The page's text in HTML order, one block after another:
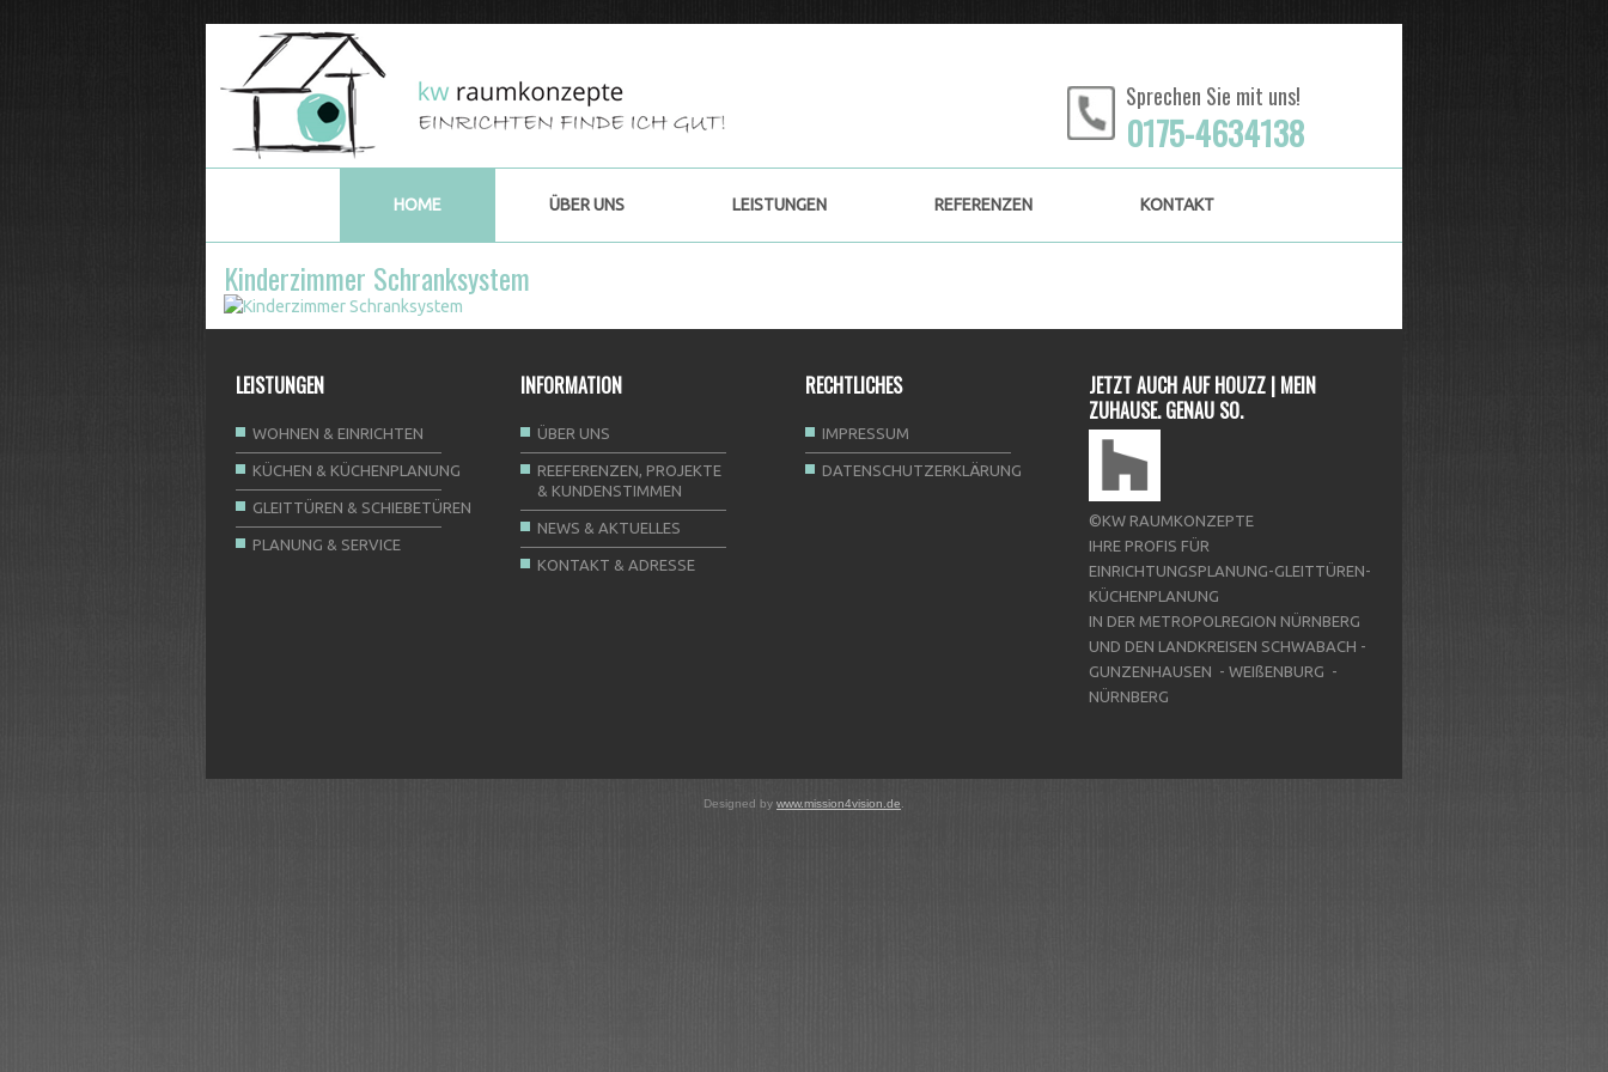
Sprechen Sie mit uns!
0175-4634138
HOME ÜBER UNS LEISTUNGEN REFERENZEN KONTAKT
Kinderzimmer Schranksystem
LEISTUNGEN
WOHNEN & EINRICHTEN
KÜCHEN & KÜCHENPLANUNG
GLEITTÜREN & SCHIEBETÜREN
PLANUNG & SERVICE
INFORMATION
ÜBER UNS
REEFERENZEN, PROJEKTE
& KUNDENSTIMMEN
NEWS & AKTUELLES
KONTAKT & ADRESSE
RECHTLICHES
IMPRESSUM
DATENSCHUTZERKLÄRUNG
JETZT AUCH AUF HOUZZ | MEIN
ZUHAUSE. GENAU SO.
©KW RAUMKONZEPTE
IHRE PROFIS FÜR
EINRICHTUNGSPLANUNG-GLEITTÜREN-
KÜCHENPLANUNG
IN DER METROPOLREGION NÜRNBERG
UND DEN LANDKREISEN SCHWABACH -
GUNZENHAUSEN - WEIßENBURG -
NÜRNBERG
Designed by www.mission4vision.de